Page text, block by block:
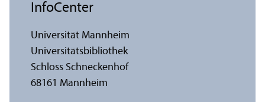
InfoCenter
Universität Mannheim
Universitäts­bibliothek
Schloss Schneckenhof
68161 Mannheim